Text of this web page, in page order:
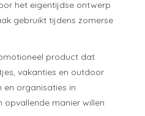
het eigentijdse ontwerp
gebruikt tijdens zomerse
product dat
vakanties en outdoor
en organisaties in
opvallende manier willen